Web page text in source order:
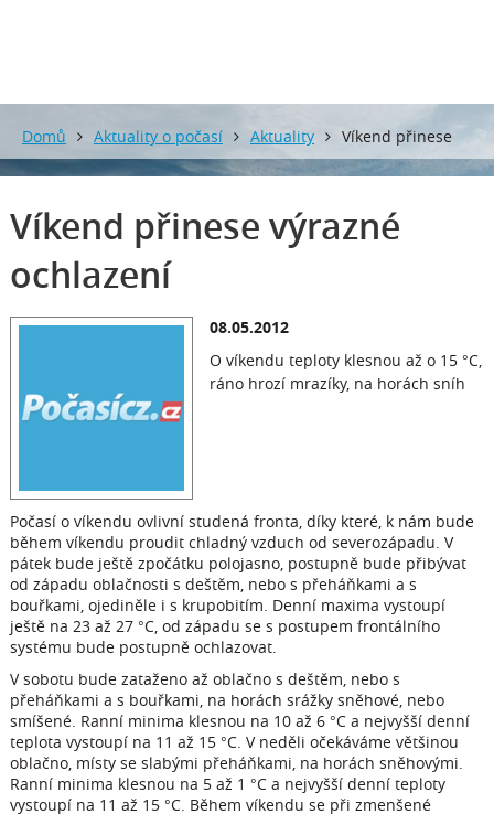
Domů Aktuality o počasí Aktuality Víkend přinese
výrazné ochlazení
Víkend přinese výrazné
ochlazení
08.05.2012
O víkendu teploty klesnou až o 15 °C,
ráno hrozí mrazíky, na horách sníh
Počasí o víkendu ovlivní studená fronta, díky které, k nám bude
během víkendu proudit chladný vzduch od severozápadu. V
pátek bude ještě zpočátku polojasno, postupně bude přibývat
od západu oblačnosti s deštěm, nebo s přeháňkami a s
bouřkami, ojediněle i s krupobitím. Denní maxima vystoupí
ještě na 23 až 27 °C, od západu se s postupem frontálního
systému bude postupně ochlazovat.
V sobotu bude zataženo až oblačno s deštěm, nebo s
přeháňkami a s bouřkami, na horách srážky sněhové, nebo
smíšené. Ranní minima klesnou na 10 až 6 °C a nejvyšší denní
teplota vystoupí na 11 až 15 °C. V neděli očekáváme většinou
oblačno, místy se slabými přeháňkami, na horách sněhovými.
Ranní minima klesnou na 5 až 1 °C a nejvyšší denní teploty
vystoupí na 11 až 15 °C. Během víkendu se při zmenšené